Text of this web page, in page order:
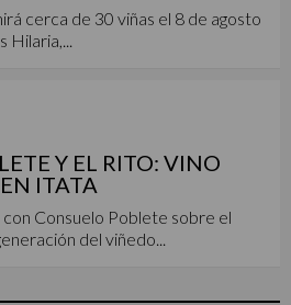
cerca de 30 viñas el 8 de agosto
Y EL RITO: VINO
ITATA
Consuelo Poblete sobre el
del viñedo...